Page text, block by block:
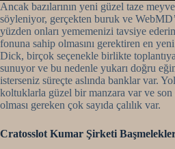
Ancak bazılarının yeni güzel taze
söyleniyor, gerçekten buruk ve
yüzden onları yememenizi tavsiye
fonuna sahip olmasını gerektiren en
Dick, birçok seçenekle birlikte
sunuyor ve bu nedenle yukarı doğru
isterseniz süreçte aslında banklar var.
koltuklarla güzel bir manzara var ve
olması gereken çok sayıda çalılık var.
Cratosslot Kumar Şirketi